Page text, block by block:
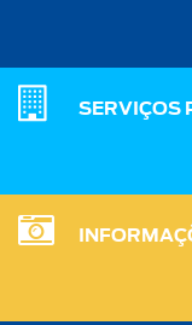
SERVIÇOS